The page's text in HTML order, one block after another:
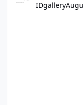
IDgallery